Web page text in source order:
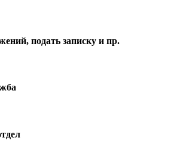
подать записку и пр.